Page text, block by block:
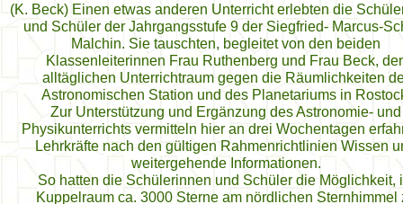
(K. Beck) Einen etwas anderen Unterricht erlebten die
und Schüler der Jahrgangsstufe 9 der Siegfried- Marcus-
Malchin. Sie tauschten, begleitet von den beiden
Klassenleiterinnen Frau Ruthenberg und Frau Beck,
alltäglichen Unterrichtraum gegen die Räumlichkeiten
Astronomischen Station und des Planetariums in
Zur Unterstützung und Ergänzung des Astronomie- und
Physikunterrichts vermitteln hier an drei Wochentagen
Lehrkräfte nach den gültigen Rahmenrichtlinien Wissen
weitergehende Informationen.
So hatten die Schülerinnen und Schüler die Möglichkeit,
Kuppelraum ca. 3000 Sterne am nördlichen Sternhimmel